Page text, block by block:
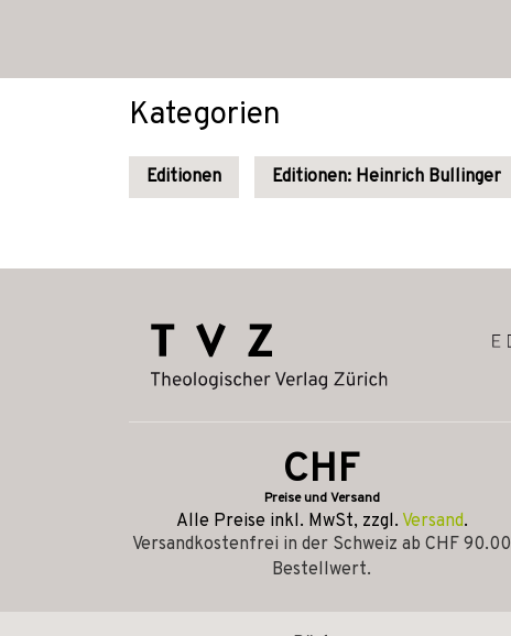
Kategorien
Editionen Editionen: Heinrich Bullinger
CHF
Preise und Versand
Alle Preise inkl. MwSt, zzgl. Versand.
Versandkostenfrei in der Schweiz ab CHF 90.00
Bestellwert.